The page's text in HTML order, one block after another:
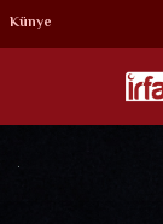
Künye